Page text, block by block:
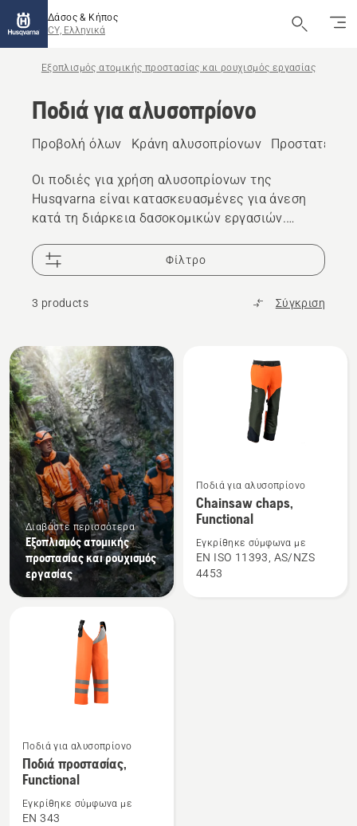
Δάσος & Κήπος
CY, Ελληνικά
Εξοπλισμός ατομικής προστασίας και ρουχισμός εργασίας
Ποδιά για αλυσοπρίονο
Προβολή όλων Κράνη αλυσοπρίονων
Οι ποδιές για χρήση αλυσοπρίονων της
Husqvarna είναι κατασκευασμένες για άνεση
κατά τη διάρκεια δασοκομικών εργασιών.
ποδιές μας, που είναι ιδανικές για απαιτητικές
εργασίες ή περιστασιακή χρήση.
Φίλτρο
3 products Σύγκριση
Όλα
τα
προϊόντα
Διαβάστε περισσότερα
Εξοπλισμός ατομικής
προστασίας και ρουχισμός
εργασίας
Δείτε
περισσότερες
λεπτομέρειες
για
το
Chainsaw
Ποδιά για αλυσοπρίονο
Chainsaw chaps,
Functional
Εγκρίθηκε σύμφωνα με
EN ISO 11393, AS/NZS
4453
περισσότερες
λεπτομέρειες
το
Ποδιά για αλυσοπρίονο
Ποδιά προστασίας,
Functional
Εγκρίθηκε σύμφωνα με
EN 343